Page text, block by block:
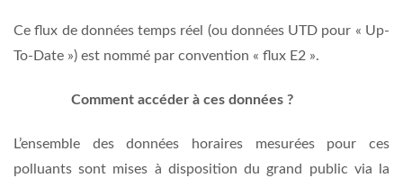
Ce flux de données temps réel (ou données UTD pour « Up-
To-Date ») est nommé par convention « flux E2 ».
Comment accéder à ces données ?
L’ensemble des données horaires mesurées pour ces
polluants sont mises à disposition du grand public via la